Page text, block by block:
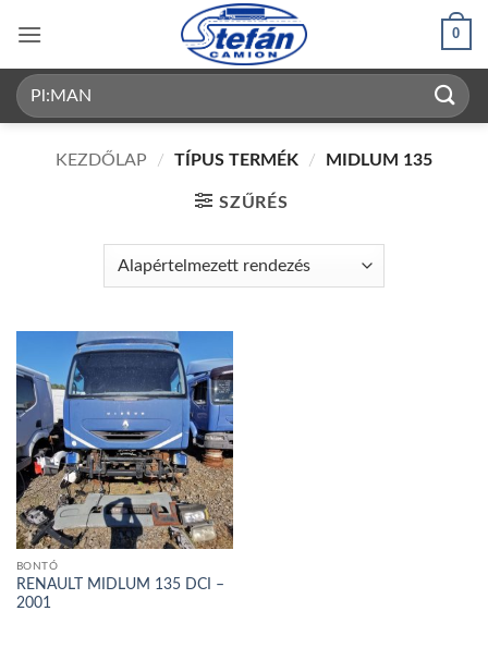
content
0
Keresés
a
KEZDŐLAP / TÍPUS TERMÉK / MIDLUM 135
SZŰRÉS
BONTÓ
RENAULT MIDLUM 135 DCI –
2001